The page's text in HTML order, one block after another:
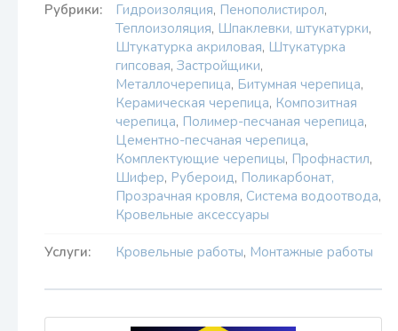
Рубрики: Гидроизоляция, Пенополистирол,
Теплоизоляция, Шпаклевки, штукатурки,
Штукатурка акриловая, Штукатурка
гипсовая, Застройщики,
Металлочерепица, Битумная черепица,
Керамическая черепица, Композитная
черепица, Полимер-песчаная черепица,
Цементно-песчаная черепица,
Комплектующие черепицы, Профнастил,
Шифер, Рубероид, Поликарбонат,
Прозрачная кровля, Система водоотвода,
Кровельные аксессуары
Услуги: Кровельные работы, Монтажные работы